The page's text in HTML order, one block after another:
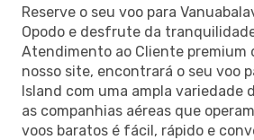
Reserve o seu voo para
Opodo e desfrute da
Atendimento ao Cliente premium
nosso site, encontrará o seu voo
Island com uma ampla variedade
as companhias aéreas que
voos baratos é fácil, rápido e